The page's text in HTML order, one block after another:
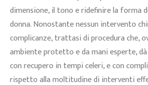
dimensione, il tono e ridefinire la forma
donna. Nonostante nessun intervento
complicanze, trattasi di procedura che,
ambiente protetto e da mani esperte,
con recupero in tempi celeri, e con
rispetto alla moltitudine di interventi